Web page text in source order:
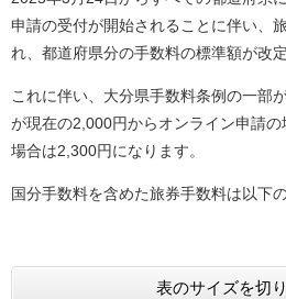
申請の受付が開始されることに伴い、
れ、都道府県分の手数料の標準額が改
これに伴い、大分県手数料条例の一部
が現在の2,000円からオンライン申請
場合は2,300円になります。
国分手数料を含めた旅券手数料は以下
表のサイズを切